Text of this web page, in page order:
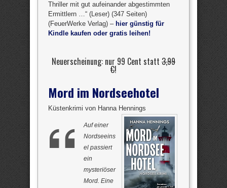
Thriller mit gut aufeinander abgestimmten
Ermittlern …“ (Leser) (347 Seiten)
(FeuerWerke Verlag) – hier günstig für
Kindle kaufen oder gratis leihen!
Neuerscheinung: nur 99 Cent statt 3,99
€!
Mord im Nordseehotel
Küstenkrimi von Hanna Hennings
Auf einer
Nordseeins
el passiert
ein
mysteriöser
Mord. Eine